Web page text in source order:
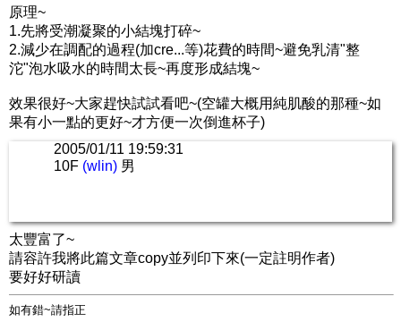
原理~
1.先將受潮凝聚的小結塊打碎~
2.減少在調配的過程(加cre...等)花費的時間~避免乳清"整
沱"泡水吸水的時間太長~再度形成結塊~
效果很好~大家趕快試試看吧~(空罐大概用純肌酸的那種~如
果有小一點的更好~才方便一次倒進杯子)
2005/01/11 19:59:31
10F (wlin) 男
太豐富了~
請容許我將此篇文章copy並列印下來(一定註明作者)
要好好研讀
如有錯~請指正